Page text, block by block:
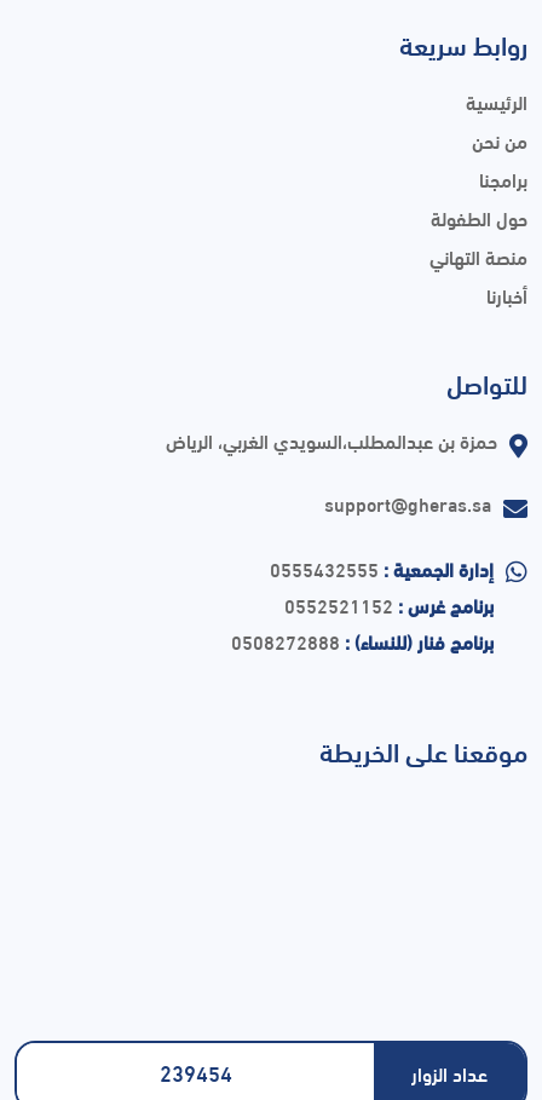
روابط سريعة
الرئيسية
من نحن
برامجنا
حول الطفولة
منصة التهاني
أخبارنا
للتواصل
حمزة بن عبدالمطلب،السويدي الغربي، الرياض
support@gheras.sa
إدارة الجمعية : 0555432555
برنامج غرس : 0552521152
برنامج فنار (للنساء) : 0508272888
موقعنا على الخريطة
عداد الزوار 239454